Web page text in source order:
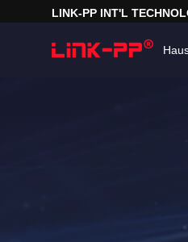
LINK-PP INT'L